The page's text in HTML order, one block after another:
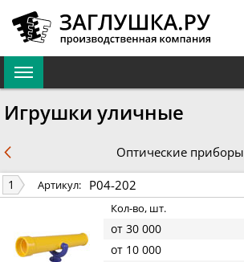
Игрушки уличные
Оптические приборы
1 Артикул: P04-202
Кол-во, шт.
от 30 000
от 10 000